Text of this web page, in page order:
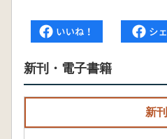
新刊・電子書籍
新刊